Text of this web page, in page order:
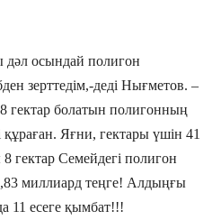
дәл осындай полигон
зерттедім,-деді Нығметов. –
гектар болатын полигонның
Яғни, гектары үшін 41
гектар Семейдегі полигон
миллиард теңге! Алдыңғы
11 есеге қымбат!!!